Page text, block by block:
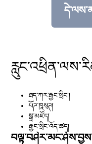
ཐད་ཀར་རྒྱང་སྲིང༌།
པོཌ་ཁཱས྄ཊ།
སྒྲ་མཛོད།
རྒྱང་སྲིང་འོད་ཚད།